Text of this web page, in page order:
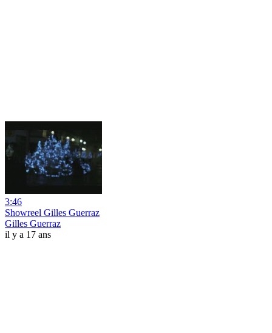
3:46
Showreel Gilles Guerraz
Gilles Guerraz
il y a 17 ans